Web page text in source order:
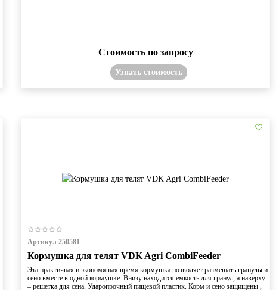
Стоимость по запросу
Узнать стоимость
Артикул 250581
Кормушка для телят VDK Agri CombiFeeder
Эта практичная и экономящая время кормушка позволяет размещать гранулы и
сено вместе в одной кормушке. Внизу находится емкость для гранул, а наверху
– решетка для сена. Ударопрочный пищевой пластик. Корм и сено защищены ,